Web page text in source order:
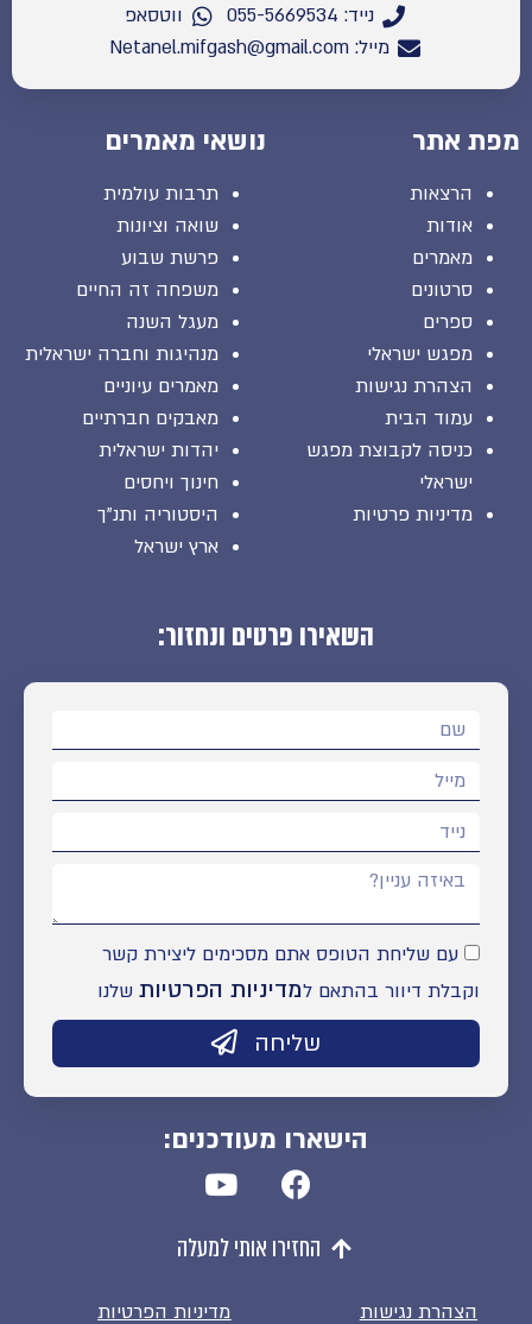
נייד: 055-5669534
ווטסאפ
מייל: Netanel.mifgash@gmail.com
מפת אתר
הרצאות
אודות
מאמרים
סרטונים
ספרים
מפגש ישראלי
הצהרת נגישות
עמוד הבית
כניסה לקבוצת מפגש
ישראלי
מדיניות פרטיות
נושאי מאמרים
תרבות עולמית
שואה וציונות
פרשת שבוע
משפחה זה החיים
מעגל השנה
מנהיגות וחברה ישראלית
מאמרים עיוניים
מאבקים חברתיים
יהדות ישראלית
חינוך ויחסים
היסטוריה ותנ"ך
ארץ ישראל
השאירו פרטים ונחזור:
עם שליחת הטופס אתם מסכימים ליצירת קשר
וקבלת דיוור בהתאם למדיניות הפרטיות שלנו
שליחה
הישארו מעודכנים:
החזירו אותי למעלה
הצהרת נגישות מדיניות הפרטיות